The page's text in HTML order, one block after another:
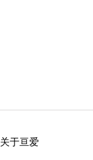
关于亘爱